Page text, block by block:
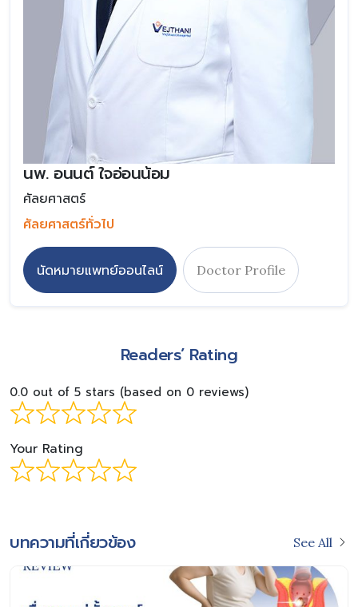
นพ. อนนต์ ใจอ่อนน้อม
ศัลยศาสตร์
ศัลยศาสตร์ทั่วไป
นัดหมายแพทย์ออนไลน์ Doctor Profile
Readers’ Rating
0.0 out of 5 stars (based on 0 reviews)
Your Rating
บทความที่เกี่ยวข้อง See All